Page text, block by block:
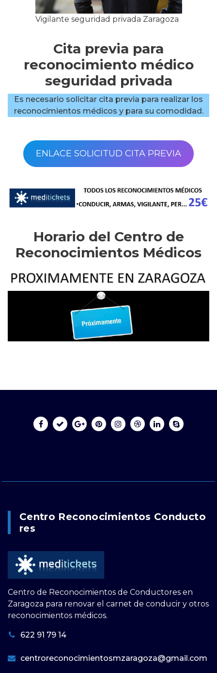
Vigilante seguridad privada Zaragoza
Cita previa para
reconocimiento médico
seguridad privada
Es necesario solicitar cita previa para realizar los
reconocimientos médicos y para su comodidad.
ENLACE SOLICITUD CITA PREVIA
Horario del Centro de
Reconocimientos Médicos
Centro Reconocimientos Conducto
Res
Centro de Reconocimientos de Conductores en
Zaragoza para renovar el carnet de conducir y otros
reconocimientos médicos.
622 91 79 14
centroreconocimientosmzaragoza@gmail.com